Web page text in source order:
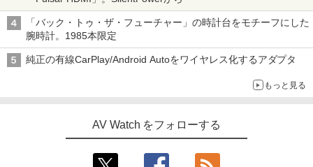
「バック・トゥ・ザ・フューチャー」の時計台をモチーフにした
腕時計。1985本限定
純正の有線CarPlay/Android Autoをワイヤレス化するアダプタ
もっと見る
AV Watch をフォローする